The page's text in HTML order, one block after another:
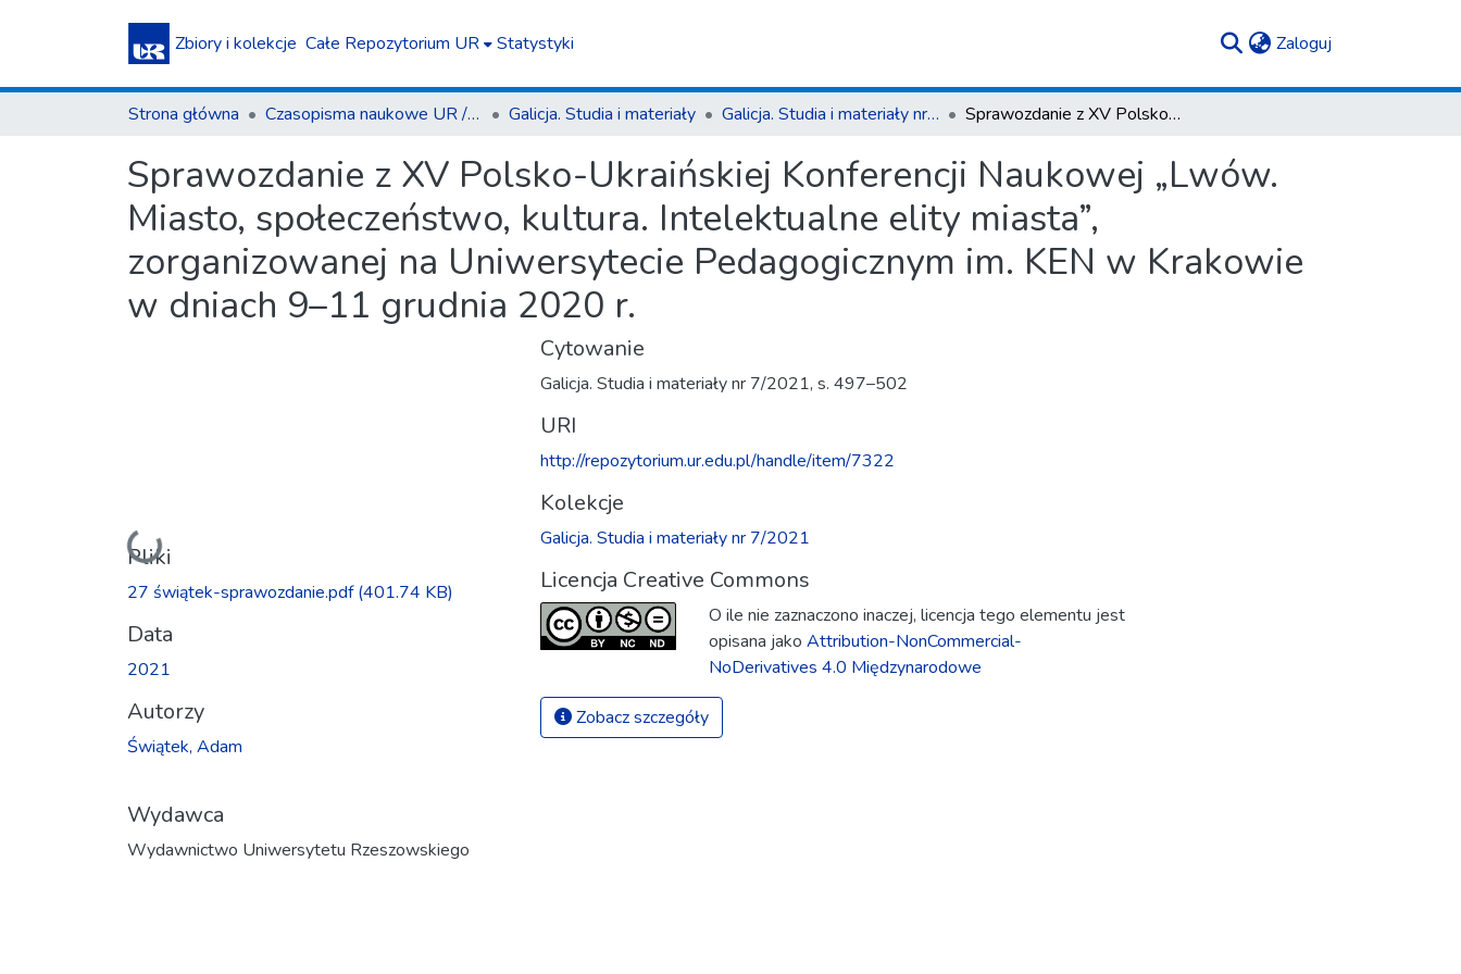
Zbiory i kolekcje Całe Repozytorium UR Statystyki Zaloguj
Strona główna Czasopisma naukowe UR / Scientific Journals Galicja. Studia i materiały Galicja. Studia i materiały nr 7/2021 Sprawozdanie z XV Polsko-Ukraińskiej Konferencji Naukowej „Lwów. Miasto, społeczeństwo, kultura. Intelektualne elity miasta”, zorganizowanej na Uniwersytecie Pedagogicznym im. KEN w Krakowie w dniach 9–11 grudnia 2020 r.
Sprawozdanie z XV Polsko-Ukraińskiej Konferencji Naukowej „Lwów.
Miasto, społeczeństwo, kultura. Intelektualne elity miasta”,
zorganizowanej na Uniwersytecie Pedagogicznym im. KEN w Krakowie
w dniach 9–11 grudnia 2020 r.
Ładowanie...
Pliki
27 świątek-sprawozdanie.pdf(401.74 KB)
Data
2021
Autorzy
Świątek, Adam
Wydawca
Wydawnictwo Uniwersytetu Rzeszowskiego
Cytowanie
Galicja. Studia i materiały nr 7/2021, s. 497–502
URI
http://repozytorium.ur.edu.pl/handle/item/7322
Kolekcje
Galicja. Studia i materiały nr 7/2021
Licencja Creative Commons
O ile nie zaznaczono inaczej, licencja tego elementu jest
opisana jako Attribution-NonCommercial-
NoDerivatives 4.0 Międzynarodowe
Zobacz szczegóły